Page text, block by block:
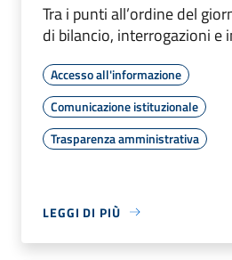
Tra i punti all’ordine del
di bilancio, interrogazioni e
Accesso all'informazione
Comunicazione istituzionale
Trasparenza amministrativa
LEGGI DI PIÙ